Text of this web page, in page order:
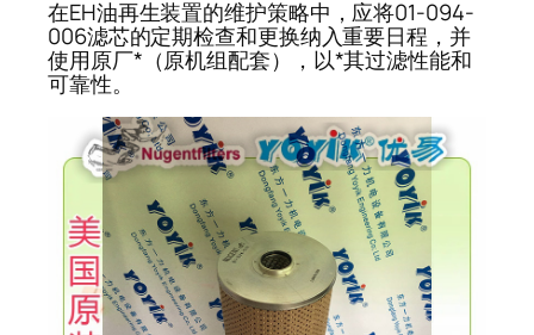
在EH油再生装置的维护策略中，应将01-094-
006滤芯的定期检查和更换纳入重要日程，并
使用原厂*（原机组配套），以*其过滤性能和
可靠性。